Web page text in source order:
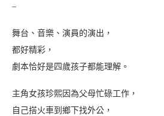
–
舞台、音樂、演員的演出，
都好精彩，
劇本恰好是四歲孩子都能理解。
主角女孩珍熙因為父母忙碌工作，
自己搭火車到鄉下找外公，